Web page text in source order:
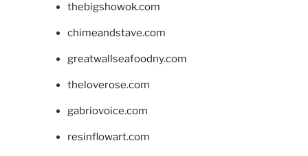
thebigshowok.com
chimeandstave.com
greatwallseafoodny.com
theloverose.com
gabriovoice.com
resinflowart.com